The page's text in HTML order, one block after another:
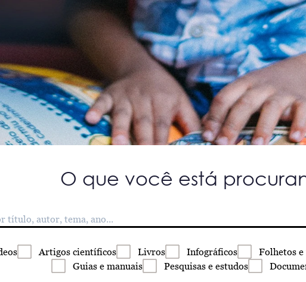
O que você está
Artigos científicos Livros Infográficos Folhetos e
Guias e manuais Pesquisas e estudos